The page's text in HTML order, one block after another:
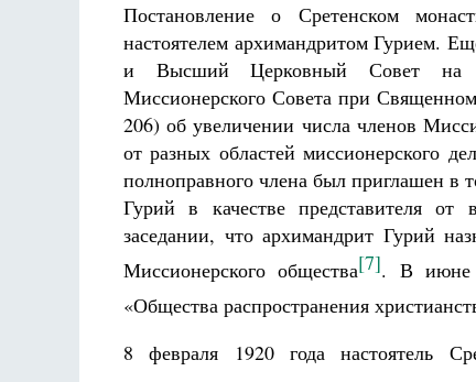
Постановление о Сретенском
настоятелем архимандритом Гурием.
и Высший Церковный Совет на
Миссионерского Совета при
206) об увеличении числа членов
от разных областей миссионерского
полноправного члена был приглашен в
Гурий в качестве представителя
заседании, что архимандрит Гурий
Миссионерского общества[7]. В июне
«Общества распространения
8 февраля 1920 года настоятель